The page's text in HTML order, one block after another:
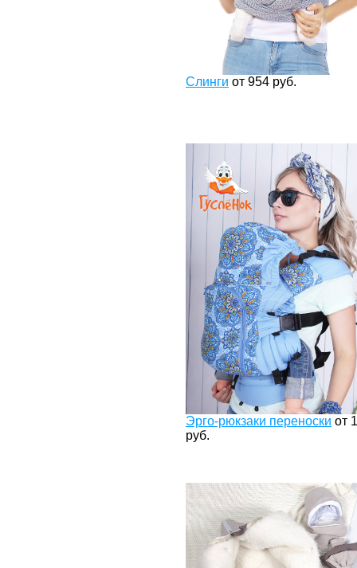
Слинги от 954 руб.
Эрго-рюкзаки переноски от
руб.